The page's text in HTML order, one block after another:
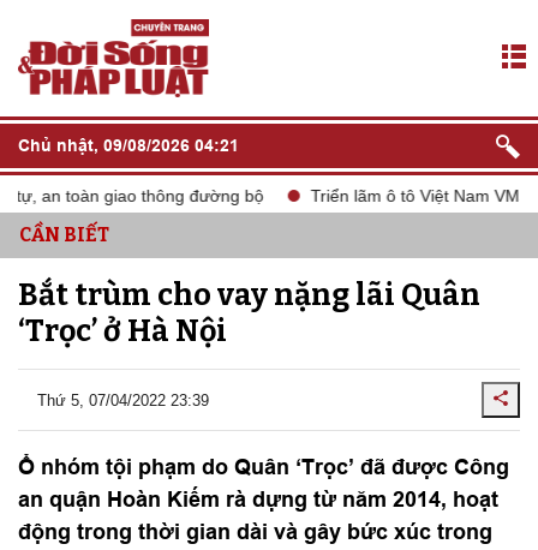
Chủ nhật, 09/08/2026 04:21
an toàn giao thông đường bộ Triển lãm ô tô Việt Nam VMS
CẦN BIẾT
Bắt trùm cho vay nặng lãi Quân
‘Trọc’ ở Hà Nội
Thứ 5, 07/04/2022 23:39
Ổ nhóm tội phạm do Quân ‘Trọc’ đã được Công
an quận Hoàn Kiếm rà dựng từ năm 2014, hoạt
động trong thời gian dài và gây bức xúc trong